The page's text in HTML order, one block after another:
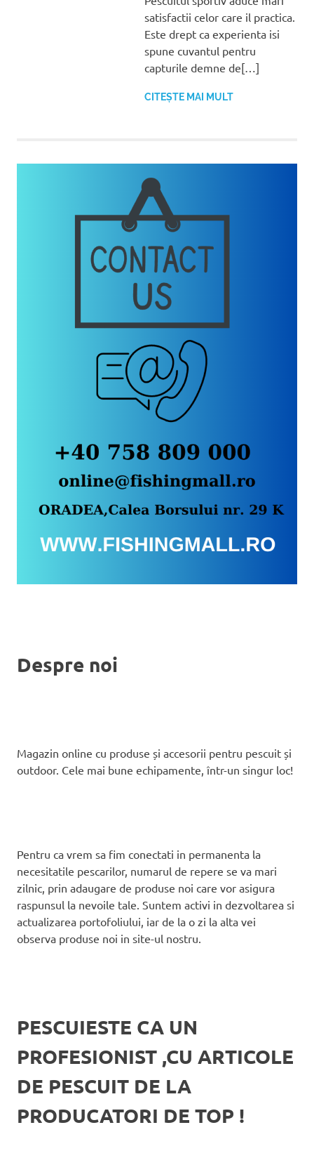
satisfactii celor care il practica.
Este drept ca experienta isi
spune cuvantul pentru
capturile demne de[…]
CITEȘTE MAI MULT
Despre noi
Magazin online cu produse și accesorii pentru pescuit și
outdoor. Cele mai bune echipamente, într-un singur loc!
Pentru ca vrem sa fim conectati in permanenta la
necesitatile pescarilor, numarul de repere se va mari
zilnic, prin adaugare de produse noi care vor asigura
raspunsul la nevoile tale. Suntem activi in dezvoltarea si
actualizarea portofoliului, iar de la o zi la alta vei
observa produse noi in site-ul nostru.
PESCUIESTE CA UN
PROFESIONIST ,CU ARTICOLE
DE PESCUIT DE LA
PRODUCATORI DE TOP !